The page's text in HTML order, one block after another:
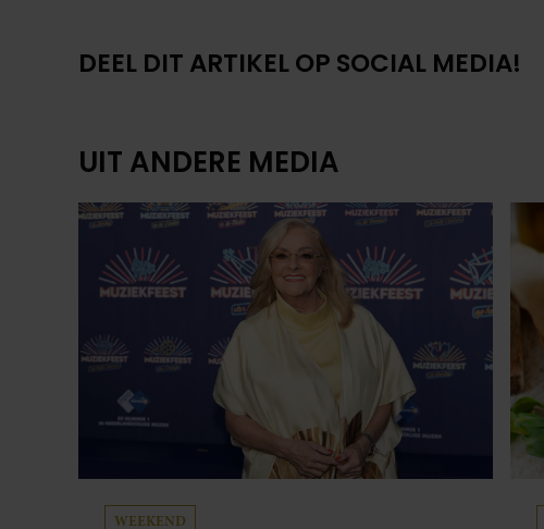
DEEL DIT ARTIKEL OP SOCIAL MEDIA!
UIT ANDERE MEDIA
WEEKEND